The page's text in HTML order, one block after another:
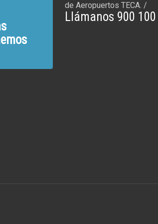
de Aeropuertos TECA. /
Llámanos 900